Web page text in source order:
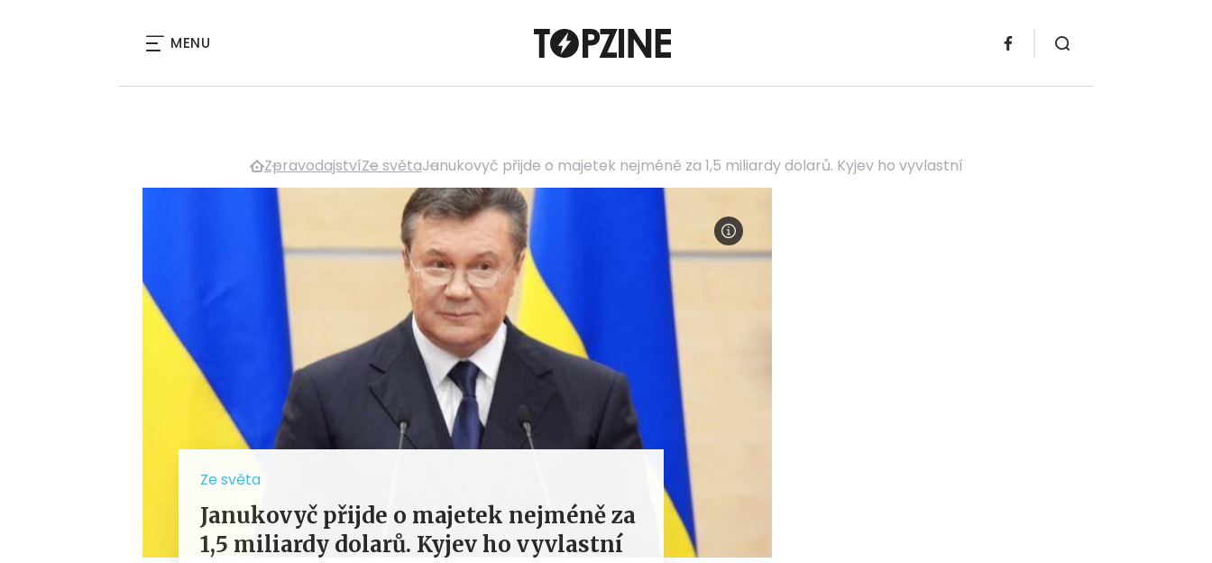
MENU
ZpravodajstvíZe světaJanukovyč přijde o majetek nejméně za 1,5 miliardy dolarů. Kyjev ho vyvlastní
Ze světa
Janukovyč přijde o majetek nejméně za
1,5 miliardy dolarů. Kyjev ho vyvlastní